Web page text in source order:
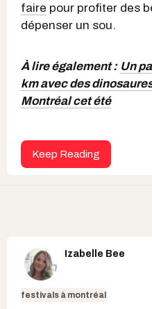
faire pour profiter des
dépenser un sou.
À lire également : Un
km avec des
Montréal cet été
Keep Reading
Izabelle Bee
festivals à montréal